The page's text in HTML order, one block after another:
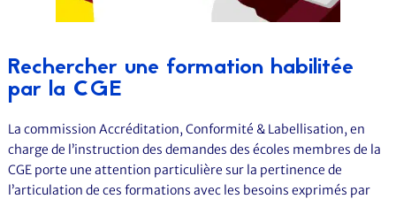
Rechercher une formation habilitée
par la CGE
La commission Accréditation, Conformité & Labellisation, en
charge de l’instruction des demandes des écoles membres de la
CGE porte une attention particulière sur la pertinence de
l’articulation de ces formations avec les besoins exprimés par